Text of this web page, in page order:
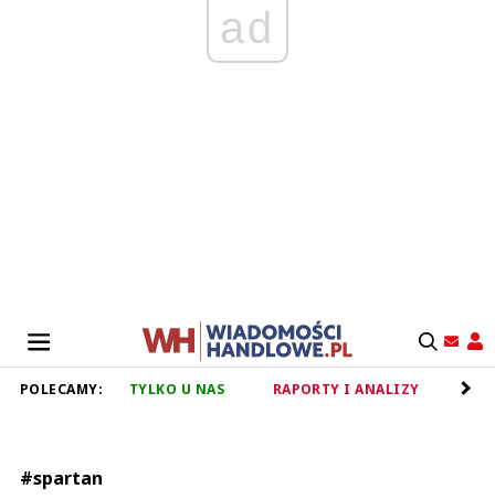
ad
POLECAMY: TYLKO U NAS RAPORTY I ANALIZY
#spartan